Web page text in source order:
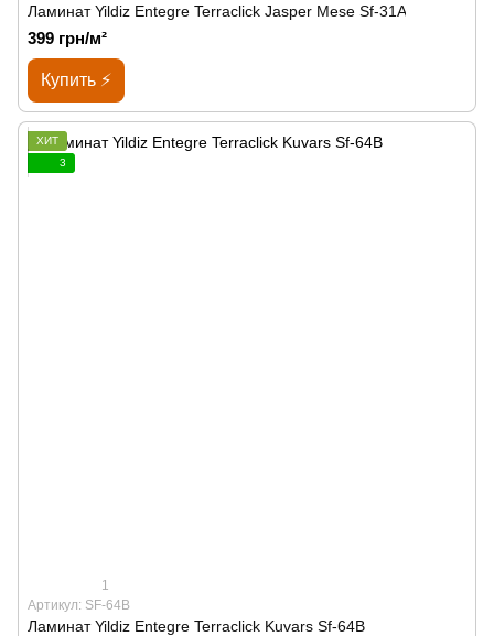
Ламинат Yildiz Entegre Terraclick Jasper Mese Sf-31A
399 грн/м²
Купить ⚡
ХИТ
3
1
Артикул: SF-64B
Ламинат Yildiz Entegre Terraclick Kuvars Sf-64B